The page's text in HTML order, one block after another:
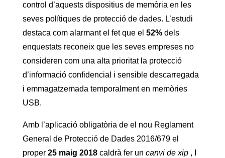
control d’aquests dispositius de memòria en les
seves polítiques de protecció de dades. L’estudi
destaca com alarmant el fet que el 52%dels
enquestats reconeix que les seves empreses no
consideren com una alta prioritat la protecció
d’informació confidencial i sensible descarregada
i emmagatzemada temporalment en memòries
USB.
Amb l’aplicació obligatòria de el nou Reglament
General de Protecció de Dades 2016/679 el
proper 25 maig 2018caldrà fer un canvi de xip, I